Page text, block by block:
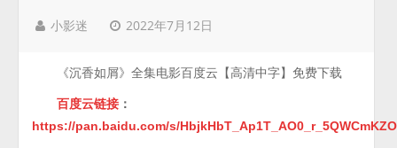
小影迷 2022年7月12日
《沉香如屑》全集电影百度云【高清中字】免费下载
百度云链接 ：
https://pan.baidu.com/s/